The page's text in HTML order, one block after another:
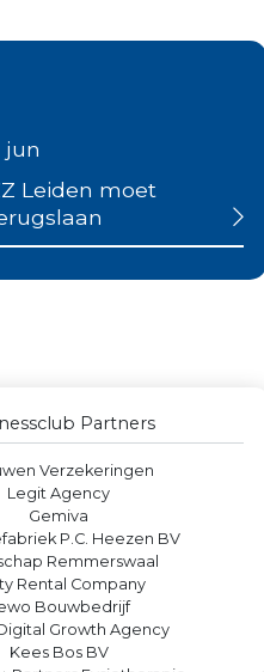
jun
Leiden moet
Partners
Projecten BV
Legit Agency
Gemiva
P.C. Heezen BV
Remmerswaal
Rental Company
Bouwbedrijf
Digital Growth Agency
Kees Bos BV
+ Partners Fysiotherapie